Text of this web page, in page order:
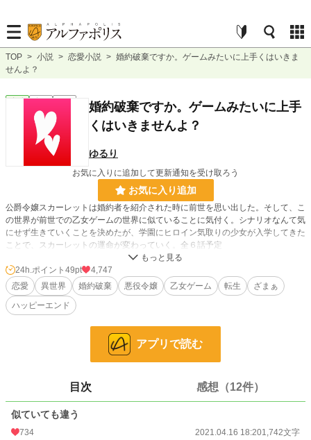
TOP > 小説 > 恋愛小説 > 婚約破棄ですか。ゲームみたいに上手くはいきま
せんよ？
恋愛 完結 短編
婚約破棄ですか。ゲームみたいに上手
くはいきませんよ？
ゆるり
お気に入りに追加して更新通知を受け取ろう
お気に入り追加
公爵令嬢スカーレットは婚約者を紹介された時に前世を思い出した。そして、こ
の世界が前世での乙女ゲームの世界に似ていることに気付く。シナリオなんて気
にせず生きていくことを決めたが、学園にヒロイン気取りの少女が入学してきた
ことで、スカーレットの運命が変わっていく。全６話予定
小説 16,670 位 / 228,851 件
恋愛 7,285 位 / 66,374 件
初回公開日時 2021.04.16 18:20
24h.ポイント 49pt
4,747
恋愛
異世界 婚約破棄 悪役令嬢 乙女ゲーム 転生
ざまぁ
ハッピーエンド
アプリで読む
目次 感想（12件）
似ていても違う
734 2021.04.16 18:201,742文字